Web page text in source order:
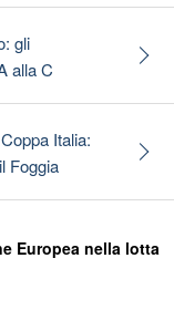
gli
alla C
Italia:
Foggia
Europea nella lotta